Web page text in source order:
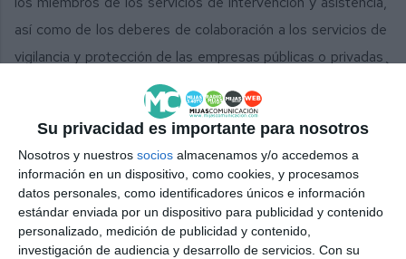
Su privacidad es importante para nosotros
Nosotros y nuestros socios almacenamos y/o accedemos a
información en un dispositivo, como cookies, y procesamos
datos personales, como identificadores únicos e información
estándar enviada por un dispositivo para publicidad y contenido
personalizado, medición de publicidad y contenido,
investigación de audiencia y desarrollo de servicios. Con su
así como de los deberes de colaboración a los servicios de
vigilancia y protección de las empresas públicas o privadas ̧
cuando suponga una especial peligrosidad o
para la seguridad de las personas o los bienes.
Ley Orgánica 10/1995, de 23 de noviembre, del
Código Penal:
Artículo 556.